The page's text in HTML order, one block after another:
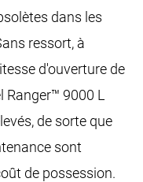
dans les
ressort, à
d'ouverture de
9000 L
de sorte que
sont
de possession.